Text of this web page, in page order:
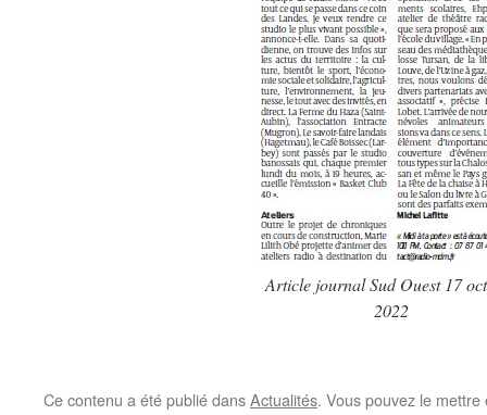
Article journal Sud Ouest 17
2022
Ce contenu a été publié dansActualités. Vous pouvez le